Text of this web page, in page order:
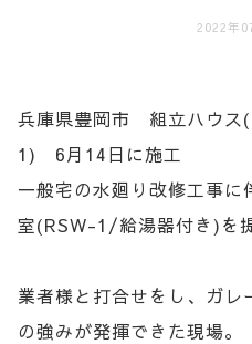
2022年
兵庫県豊岡市 組立ハウス
1) 6月14日に施工
一般宅の水廻り改修工事に
室(RSW-1/給湯器付き)を提
業者様と打合せをし、ガレ
の強みが発揮できた現場。